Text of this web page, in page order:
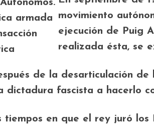
movimiento
ejecución de Puig
realizada ésta, se
de la desarticulación
dictadura fascista a hacerlo
tiempos en que el rey juró